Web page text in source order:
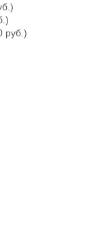
руб.)